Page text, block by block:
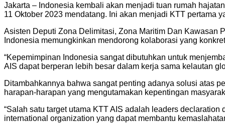
Jakarta – Indonesia kembali akan menjadi tuan rumah
11 Oktober 2023 mendatang. Ini akan menjadi KTT pertama
Asisten Deputi Zona Delimitasi, Zona Maritim Dan Kawasan
Indonesia memungkinkan mendorong kolaborasi yang
“Kepemimpinan Indonesia sangat dibutuhkan untuk
AIS dapat berperan lebih besar dalam kerja sama kelautan
Ditambahkannya bahwa sangat penting adanya solusi atas
harapan-harapan yang mengutamakan kepentingan
“Salah satu target utama KTT AIS adalah leaders
international organization yang dapat membantu